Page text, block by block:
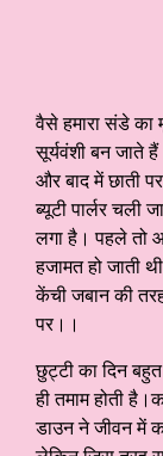
वैसे हमारा संडे का
सूर्यवंशी बन
और बाद में छाती
ब्यूटी पार्लर चली
लगा है। पहले तो
हजामत हो जाती
केंची जबान की
पर।।
छुट्टी का दिन
ही तमाम होती
डाउन ने जीवन में